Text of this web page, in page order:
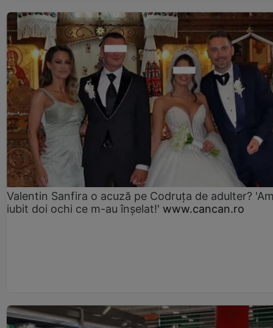
Valentin Sanfira o acuză pe Codruța de adulter?
iubit doi ochi ce m-au înșelat!' www.cancan.ro